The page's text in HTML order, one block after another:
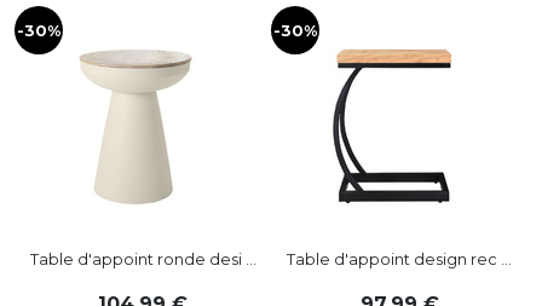
-30%
Table d'appoint ronde desi ...
-30%
Table d'appoint design rec ...